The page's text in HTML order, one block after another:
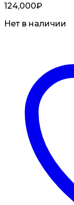
124,000₽
Нет в наличии